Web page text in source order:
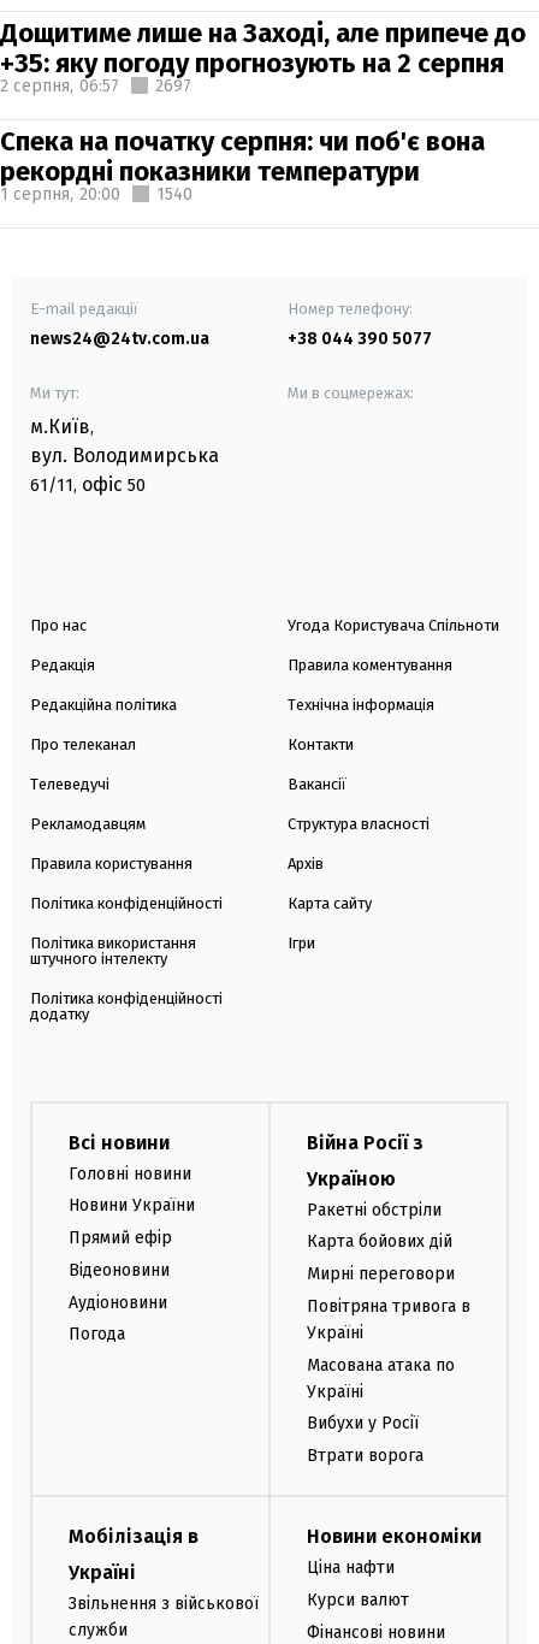
Дощитиме лише на Заході, але припече до
+35: яку погоду прогнозують на 2 серпня
2 серпня, 06:57 2697
Спека на початку серпня: чи поб'є вона
рекордні показники температури
1 серпня, 20:00 1540
E-mail редакції
news24@24tv.com.ua
Номер телефону:
+38 044 390 5077
Ми тут:
м.Київ,
вул. Володимирська
61/11, офіс 50
Ми в соцмережах:
Про нас
Редакція
Редакційна політика
Про телеканал
Телеведучі
Рекламодавцям
Правила користування
Політика конфіденційності
Політика використання
штучного інтелекту
Політика конфіденційності
додатку
Угода Користувача Спільноти
Правила коментування
Технічна інформація
Контакти
Вакансії
Структура власності
Архів
Карта сайту
Ігри
Всі новини
Головні новини
Новини України
Прямий ефір
Відеоновини
Аудіоновини
Погода
Війна Росії з
Україною
Ракетні обстріли
Карта бойових дій
Мирні переговори
Повітряна тривога в
Україні
Масована атака по
Україні
Вибухи у Росії
Втрати ворога
Мобілізація в
Україні
Звільнення з військової
служби
Новини економіки
Ціна нафти
Курси валют
Фінансові новини